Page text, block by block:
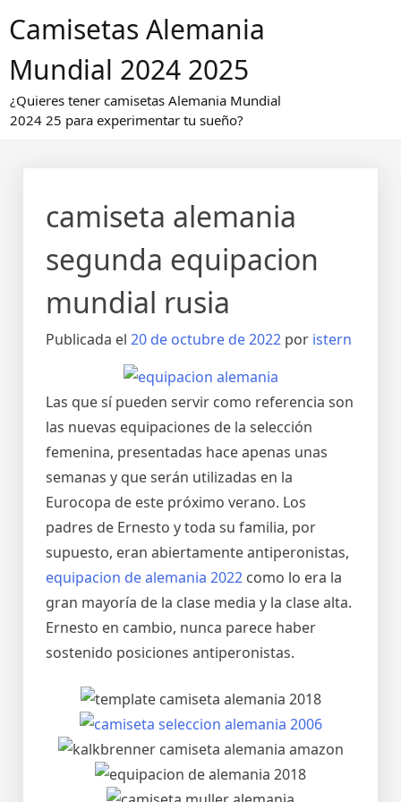
alCamisetas Alemania
Mundial 2024 2025
¿Quieres tener camisetas Alemania Mundial
2024 25 para experimentar tu sueño?
camiseta alemania
segunda equipacion
mundial rusia
Publicada el 20 de octubre de 2022 por istern
Las que sí pueden servir como referencia son
las nuevas equipaciones de la selección
femenina, presentadas hace apenas unas
semanas y que serán utilizadas en la
Eurocopa de este próximo verano. Los
padres de Ernesto y toda su familia, por
supuesto, eran abiertamente antiperonistas,
equipacion de alemania 2022 como lo era la
gran mayoría de la clase media y la clase alta.
Ernesto en cambio, nunca parece haber
sostenido posiciones antiperonistas.